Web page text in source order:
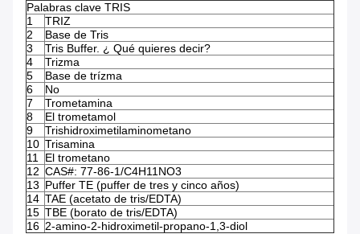
Palabras clave TRIS
1
TRIZ
2
Base de Tris
3
Tris Buffer. ¿ Qué quieres decir?
4
Trizma
5
Base de trízma
6
No
7
Trometamina
8
El trometamol
9
Trishidroximetilaminometano
10 Trisamina
11 El trometano
12 CAS#: 77-86-1/C4H11NO3
13 Puffer TE (puffer de tres y cinco años)
14 TAE (acetato de tris/EDTA)
15 TBE (borato de tris/EDTA)
16 2-amino-2-hidroximetil-propano-1,3-diol